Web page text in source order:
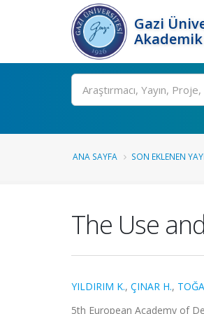
Gazi
Ara
ANA SAYFA SON EKLENEN
The Use
YILDIRIM K., ÇINAR H.,
5th European Academy of